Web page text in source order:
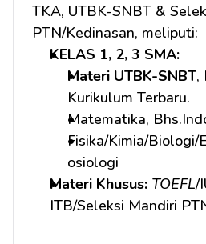
TKA, UTBK-SNBT &
PTN/Kedinasan, meliputi:
KELAS 1, 2, 3 SMA:
Materi UTBK-SNBT,
Kurikulum Terbaru.
Matematika,
Fisika/Kimia/Biologi/
osiologi
Materi Khusus: TOEFL/
ITB/Seleksi Mandiri